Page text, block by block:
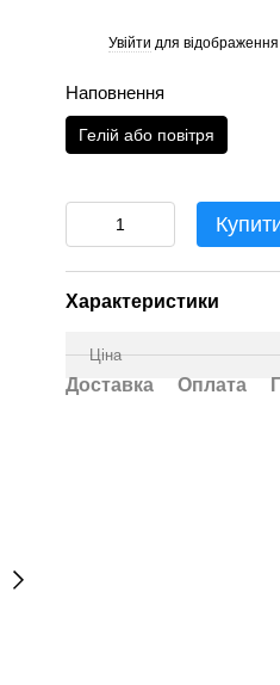
Увійти для
Наповнення
Гелій або повітря
Характеристики
Ціна
Доставка Оплата